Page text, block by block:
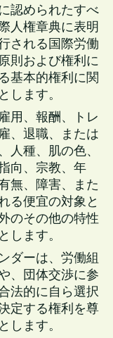
認められたすべ
人権章典に表明
される国際労働
則および権利に
基本的権利に関
します。
用、報酬、トレ
、退職、または
人種、肌の色、
向、宗教、年
無、障害、また
る便宜の対象と
のその他の特性
します。
ダーは、労働組
、団体交渉に参
法的に自ら選択
定する権利を尊
します。